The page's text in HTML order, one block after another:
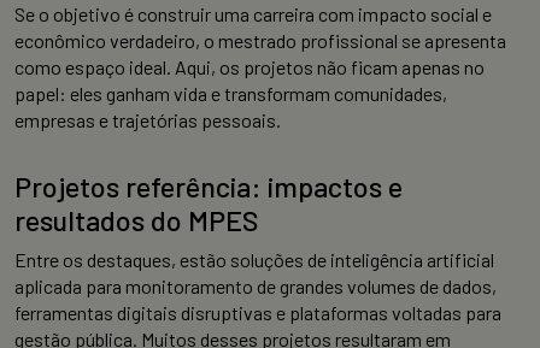
Se o objetivo é construir uma carreira com impacto social e
econômico verdadeiro, o mestrado profissional se apresenta
como espaço ideal. Aqui, os projetos não ficam apenas no
papel: eles ganham vida e transformam comunidades,
empresas e trajetórias pessoais.
Projetos referência: impactos e
resultados do MPES
Entre os destaques, estão soluções de inteligência artificial
aplicada para monitoramento de grandes volumes de dados,
ferramentas digitais disruptivas e plataformas voltadas para
gestão pública. Muitos desses projetos resultaram em